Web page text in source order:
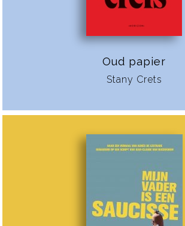
Oud papier
Stany Crets